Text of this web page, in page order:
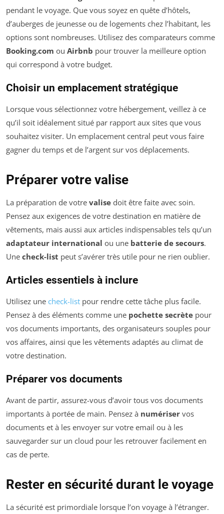
pendant le voyage. Que vous soyez en quête d’hôtels,
d’auberges de jeunesse ou de logements chez l’habitant, les
options sont nombreuses. Utilisez des comparateurs comme
Booking.com ou Airbnb pour trouver la meilleure option
qui correspond à votre budget.
Choisir un emplacement stratégique
Lorsque vous sélectionnez votre hébergement, veillez à ce
qu’il soit idéalement situé par rapport aux sites que vous
souhaitez visiter. Un emplacement central peut vous faire
gagner du temps et de l’argent sur vos déplacements.
Préparer votre valise
La préparation de votre valise doit être faite avec soin.
Pensez aux exigences de votre destination en matière de
vêtements, mais aussi aux articles indispensables tels qu’un
adaptateur international ou une batterie de secours.
Une check-list peut s’avérer très utile pour ne rien oublier.
Articles essentiels à inclure
Utilisez une check-list pour rendre cette tâche plus facile.
Pensez à des éléments comme une pochette secrète pour
vos documents importants, des organisateurs souples pour
vos affaires, ainsi que les vêtements adaptés au climat de
votre destination.
Préparer vos documents
Avant de partir, assurez-vous d’avoir tous vos documents
importants à portée de main. Pensez à numériser vos
documents et à les envoyer sur votre email ou à les
sauvegarder sur un cloud pour les retrouver facilement en
cas de perte.
Rester en sécurité durant le voyage
La sécurité est primordiale lorsque l’on voyage à l’étranger.